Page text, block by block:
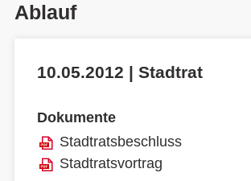
Ablauf
10.05.2012 | Stadtrat
Dokumente
Stadtratsbeschluss
Stadtratsvortrag